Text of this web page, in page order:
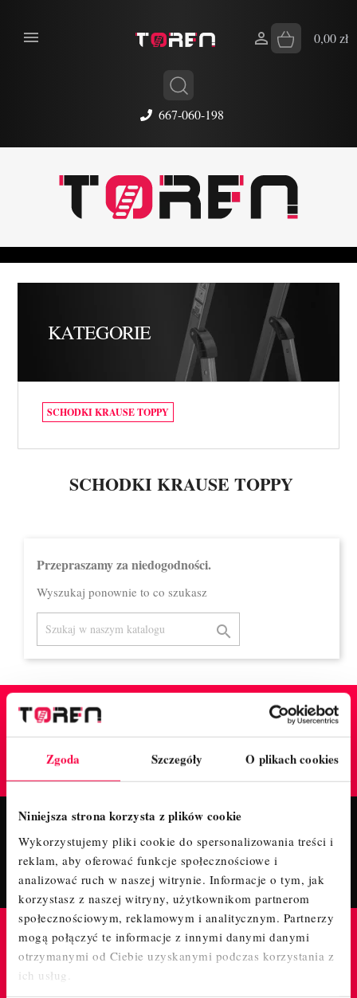
Zgoda Szczegóły O plikach cookies
Niniejsza strona korzysta z plików cookie
Wykorzystujemy pliki cookie do spersonalizowania treści i
reklam, aby oferować funkcje społecznościowe i
analizować ruch w naszej witrynie. Informacje o tym, jak
korzystasz z naszej witryny, użytkownikom partnerom
społecznościowym, reklamowym i analitycznym. Partnerzy
mogą połączyć te informacje z innymi danymi danymi
otrzymanymi od Ciebie uzyskanymi podczas korzystania z
ich usług.
667-060-198
 0,00 zł

KATEGORIE
SCHODKI KRAUSE TOPPY
SCHODKI KRAUSE TOPPY
Przepraszamy za niedogodności.
Wyszukaj ponownie to co szukasz

SKLEPIE
Fanpage
POLUB NASZ PROFIL I BĄDŹ NA BIEŻĄCO!
Instagram
ODWIEDŹ NAS NA PROFILU, ZAPRASZAMY!